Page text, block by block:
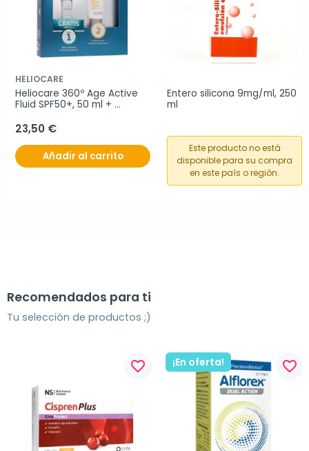
HELIOCARE
Heliocare 360º Age Active
Fluid SPF50+, 50 ml +
Hyaluboost Serum
23,50 €
Añadir al carrito
Entero silicona 9mg/ml, 250
ml
Este producto no está
disponible para su compra
en este país o región.
Recomendados para ti
Tu selección de productos ;)
favorite_border ¡En oferta! favorite_border